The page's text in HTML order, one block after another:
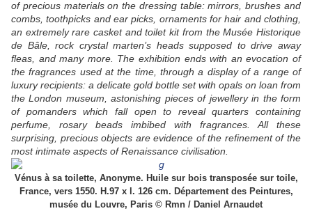
of precious materials on the dressing table: mirrors, brushes and
combs, toothpicks and ear picks, ornaments for hair and clothing,
an extremely rare casket and toilet kit from the Musée Historique
de Bâle, rock crystal marten’s heads supposed to drive away
fleas, and many more. The exhibition ends with an evocation of
the fragrances used at the time, through a display of a range of
luxury recipients: a delicate gold bottle set with opals on loan from
the London museum, astonishing pieces of jewellery in the form
of pomanders which fall open to reveal quarters containing
perfume, rosary beads imbibed with fragrances. All these
surprising, precious objects are evidence of the refinement of the
most intimate aspects of Renaissance civilisation.
Vénus à sa toilette, Anonyme. Huile sur bois transposée sur toile,
France, vers 1550. H.97 x l. 126 cm. Département des Peintures,
musée du Louvre, Paris © Rmn / Daniel Arnaudet